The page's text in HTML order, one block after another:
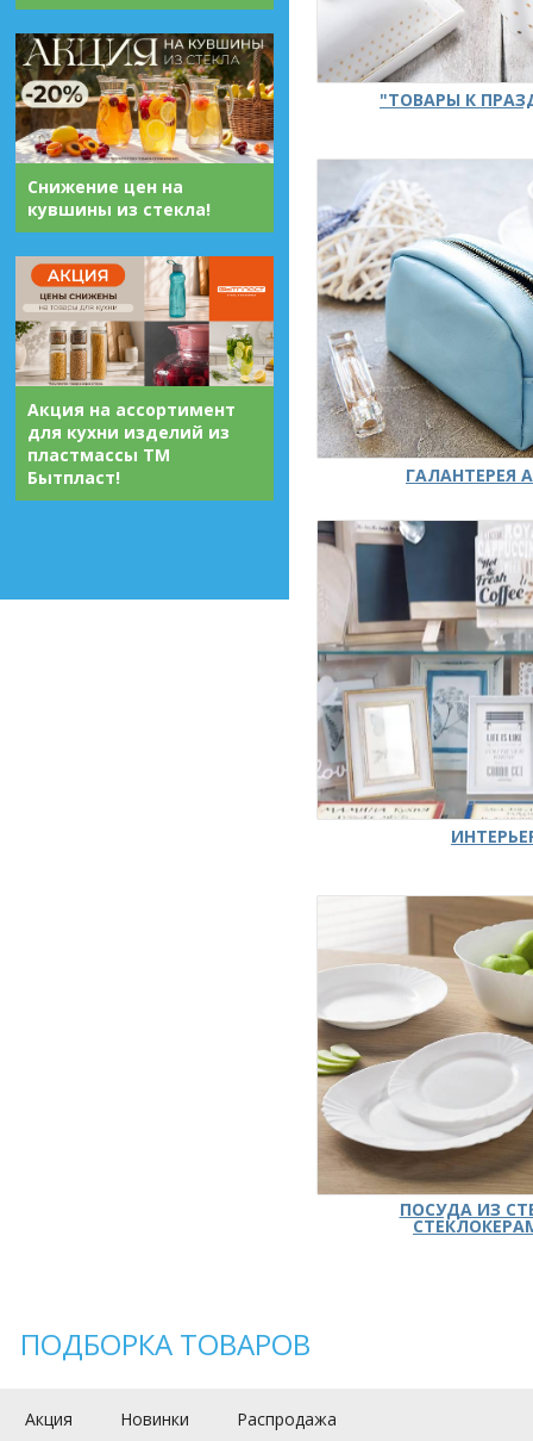
Снижение цен на
кувшины из стекла!
Акция на ассортимент
для кухни изделий из
пластмассы ТМ
Бытпласт!
"ТОВАРЫ К
ГАЛАНТЕРЕЯ
ПОСУДА ИЗ
ПОДБОРКА ТОВАРОВ
Акция Новинки Распродажа